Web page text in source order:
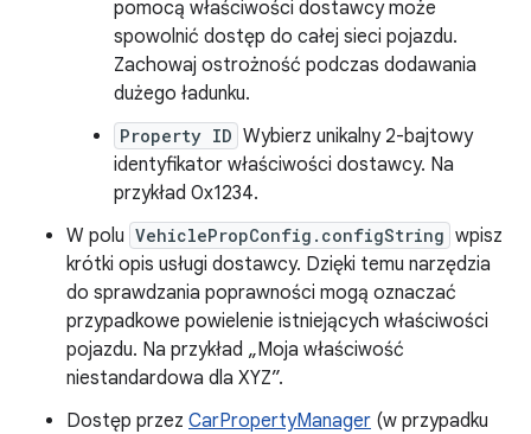
pomocą właściwości dostawcy może
spowolnić dostęp do całej sieci pojazdu.
Zachowaj ostrożność podczas dodawania
dużego ładunku.
Property ID Wybierz unikalny 2-bajtowy
identyfikator właściwości dostawcy. Na
przykład 0x1234.
W polu VehiclePropConfig.configString wpisz
krótki opis usługi dostawcy. Dzięki temu narzędzia
do sprawdzania poprawności mogą oznaczać
przypadkowe powielenie istniejących właściwości
pojazdu. Na przykład „Moja właściwość
niestandardowa dla XYZ”.
Dostęp przez CarPropertyManager (w przypadku